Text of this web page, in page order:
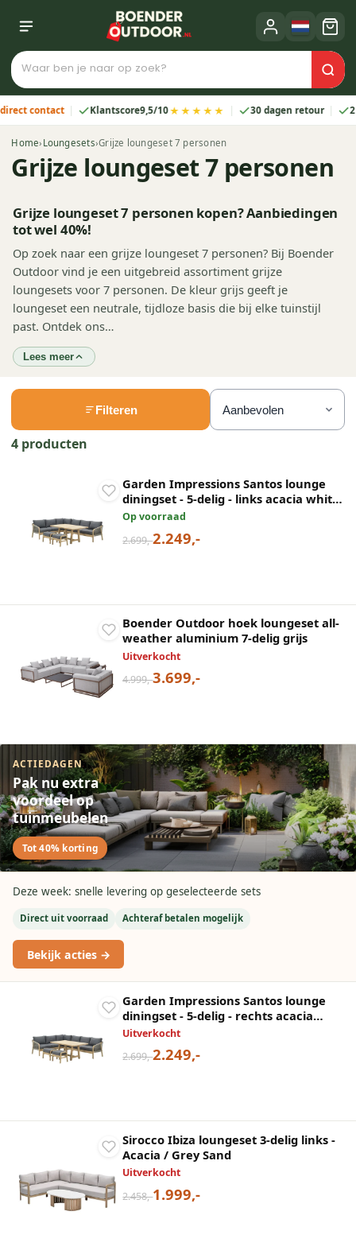
Klantscore9,5/10★★★★★ 30 dagen retour 2 jaar
Home› Loungesets›Grijze loungeset 7 personen
Grijze loungeset 7 personen
Grijze loungeset 7 personen kopen? Aanbiedingen
tot wel 40%!
Op zoek naar een grijze loungeset 7 personen? Bij Boender
Outdoor vind je een uitgebreid assortiment grijze
loungesets voor 7 personen. De kleur grijs geeft je
loungeset een neutrale, tijdloze basis die bij elke tuinstijl
past. Ontdek ons…
Lees meer
Filteren
4 producten
Garden Impressions Santos lounge
diningset - 5-delig - links acacia white
wash - rope dark grey - mystic grey
Op voorraad
2.699,-2.249,-
Boender Outdoor hoek loungeset all-
weather aluminium 7-delig grijs
Uitverkocht
4.999,-3.699,-
ACTIEDAGEN
Pak nu extra
voordeel op
tuinmeubelen
Tot 40% korting
Deze week: snelle levering op geselecteerde sets
Direct uit voorraad Achteraf betalen mogelijk
Bekijk acties →
Garden Impressions Santos lounge
diningset - 5-delig - rechts acacia
white wash - rope dark grey - mystic
Uitverkocht
2.699,-2.249,-
Sirocco Ibiza loungeset 3-delig links -
Acacia / Grey Sand
Uitverkocht
2.458,-1.999,-